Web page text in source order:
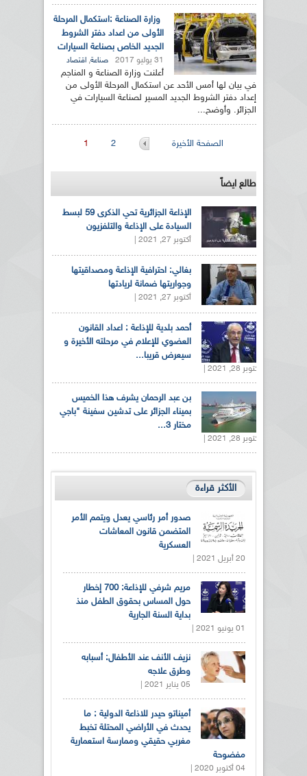
وزارة الصناعة :استكمال المرحلة
الأولى من اعداد دفتر الشروط
الجديد الخاص بصناعة السيارات
31 يوليو 2017 صناعة, اقتصاد
أعلنت وزارة الصناعة و المناجم
في بيان لها أمس الأحد عن استكمال المرحلة الأولى من
إعداد دفتر الشروط الجديد المسير لصناعة السيارات في
الجزائر. وأوضح...
الصفحات 1 2 الصفحة الأخيرة
طالع ايضاً
الإذاعة الجزائرية تحي الذكرى 59 لبسط
السيادة على الإذاعة والتلفزيون
أكتوبر 27, 2021 |
بغالي: احترافية الإذاعة ومصداقيتها
وجواريتها ضمانة لريادتها
أكتوبر 27, 2021 |
أحمد بلدية للإذاعة : اعداد القانون
العضوي للإعلام في مرحلته الأخيرة و
سيعرض قريبا...
أكتوبر 28, 2021 |
بن عبد الرحمان يشرف هذا الخميس
بميناء الجزائر على تدشين سفينة "باجي
مختار 3...
أكتوبر 28, 2021 |
الأكثر قراءة
صدور أمر رئاسي يعدل ويتمم الأمر
المتضمن قانون المعاشات
العسكرية
20 أبريل 2021 |
مريم شرفي للإذاعة: 700 إخطار
حول المساس بحقوق الطفل منذ
بداية السنة الجارية
01 يونيو 2021 |
نزيف الأنف عند الأطفال: أسبابه
وطرق علاجه
05 يناير 2021 |
أميناتو حيدر للاذاعة الدولية : ما
يحدث في الأراضي المحتلة تخبط
مغربي حقيقي وممارسة استعمارية
مفضوحة
04 أكتوبر 2020 |